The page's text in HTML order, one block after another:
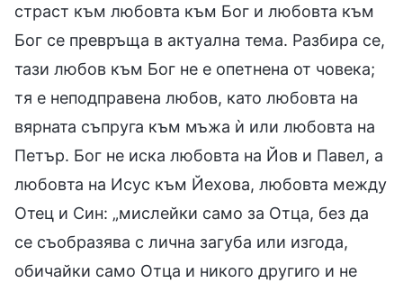
страст към любовта към Бог и любовта към
Бог се превръща в актуална тема. Разбира се,
тази любов към Бог не е опетнена от човека;
тя е неподправена любов, като любовта на
вярната съпруга към мъжа ѝ или любовта на
Петър. Бог не иска любовта на Йов и Павел, а
любовта на Исус към Йехова, любовта между
Отец и Син: „мислейки само за Отца, без да
се съобразява с лична загуба или изгода,
обичайки само Отца и никого другиго и не